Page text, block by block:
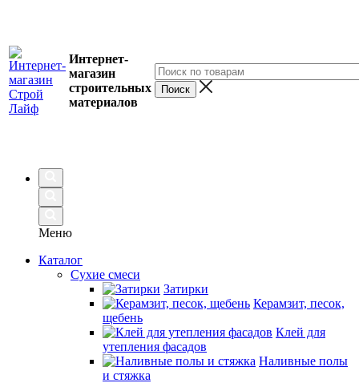
Интернет-
магазин
строительных
материалов
Меню
Каталог
Сухие смеси
Затирки
Керамзит, песок,
щебень
Клей для
утепления фасадов
Наливные полы
и стяжка